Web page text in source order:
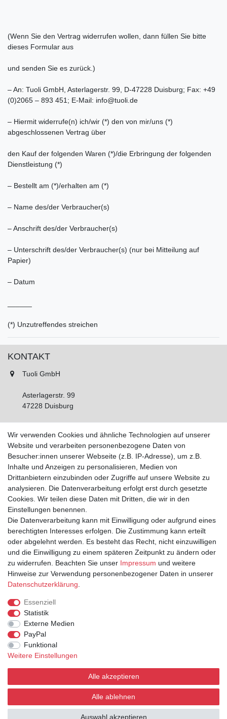
(Wenn Sie den Vertrag widerrufen wollen, dann füllen Sie bitte
dieses Formular aus
und senden Sie es zurück.)
– An: Tuoli GmbH, Asterlagerstr. 99, D-47228 Duisburg; Fax: +49
(0)2065 – 893 451; E-Mail: info@tuoli.de
– Hiermit widerrufe(n) ich/wir (*) den von mir/uns (*)
abgeschlossenen Vertrag über
den Kauf der folgenden Waren (*)/die Erbringung der folgenden
Dienstleistung (*)
– Bestellt am (*)/erhalten am (*)
– Name des/der Verbraucher(s)
– Anschrift des/der Verbraucher(s)
– Unterschrift des/der Verbraucher(s) (nur bei Mitteilung auf
Papier)
– Datum
(*) Unzutreffendes streichen
KONTAKT
Tuoli GmbH
Asterlagerstr. 99
47228 Duisburg
Fax: 02065 893452
Montag - Freitag, 11:00 - 16:00 Uhr
Samstags nach Vereinbarung!
IHR KONTO
Anmelden
Registrieren
INFORMATIONEN
Versand & Lieferung
Zahlarten
Kontakt
AGB
Datenschutz
Wir verwenden Cookies und ähnliche Technologien auf unserer
Website und verarbeiten personenbezogene Daten von
Besucher:innen unserer Webseite (z.B. IP-Adresse), um z.B.
Inhalte und Anzeigen zu personalisieren, Medien von
Drittanbietern einzubinden oder Zugriffe auf unsere Website zu
analysieren. Die Datenverarbeitung erfolgt erst durch gesetzte
Cookies. Wir teilen diese Daten mit Dritten, die wir in den
Einstellungen benennen.
Die Datenverarbeitung kann mit Einwilligung oder aufgrund eines
berechtigten Interesses erfolgen. Die Zustimmung kann erteilt
oder abgelehnt werden. Es besteht das Recht, nicht einzuwilligen
und die Einwilligung zu einem späteren Zeitpunkt zu ändern oder
zu widerrufen. Beachten Sie unser Impressum und weitere
Hinweise zur Verwendung personenbezogener Daten in unserer
Daten­schutz­erklärung
Essenziell
Statistik
Externe Medien
PayPal
Funktional
Weitere Einstellungen
Alle akzeptieren
Alle ablehnen
Auswahl akzeptieren